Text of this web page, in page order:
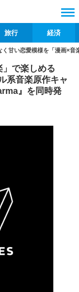
旅行 経済
く甘い恋愛模様を「漫画×
で楽しめる
系音楽原作キャ
』を同時発